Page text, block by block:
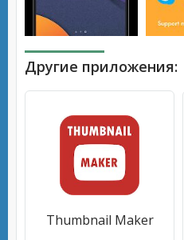
Другие приложения:
Thumbnail Maker